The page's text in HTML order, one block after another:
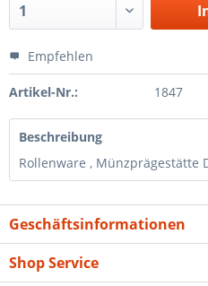
Empfehlen
Artikel-Nr.: 1847
Beschreibung
Rollenware , Münzprägestätte
Geschäftsinformationen
Shop Service